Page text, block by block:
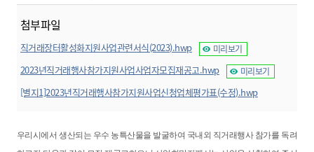
첨부파일
직거래장터활성화지원사업관련서식(2023).hwp 미리보기
2023년직거래행사참가지원사업사업자모집재공고.hwp 미리보기
[별지1]2023년직거래행사참가지원사업신청업체평가표(수정).hwp
우리시에서 생산되는 우수 농특산물을 발굴하여 국내외 직거래행사 참가를 독려